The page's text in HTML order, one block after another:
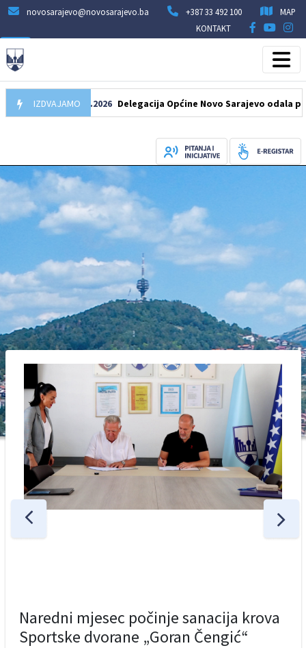
novosarajevo@novosarajevo.ba +387 33 492 100
MAP
KONTAKT
IZDVAJAMO
07.08.2026 Delegacija Općine Novo Sarajevo odala počast
Naredni mjesec počinje sanacija krova
Sportske dvorane „Goran Čengić“